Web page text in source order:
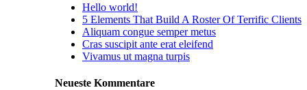
Hello world!
5 Elements That Build A Roster Of Terrific Clients
Aliquam congue semper metus
Cras suscipit ante erat eleifend
Vivamus ut magna turpis
Neueste Kommentare